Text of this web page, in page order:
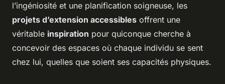
l’ingéniosité et une planification soigneuse, les
projets d’extension accessibles offrent une
véritable inspiration pour quiconque cherche à
concevoir des espaces où chaque individu se sent
chez lui, quelles que soient ses capacités physiques.